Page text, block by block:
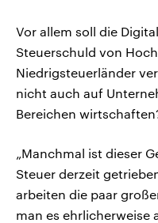
Vor allem soll die
Steuerschuld von
Niedrigsteuerländer
nicht auch auf
Bereichen
„Manchmal ist dieser
Steuer derzeit
arbeiten die paar
man es ehrlicherweise